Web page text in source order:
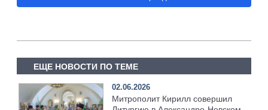
ЕЩЕ НОВОСТИ ПО ТЕМЕ
02.06.2026
Митрополит Кирилл совершил